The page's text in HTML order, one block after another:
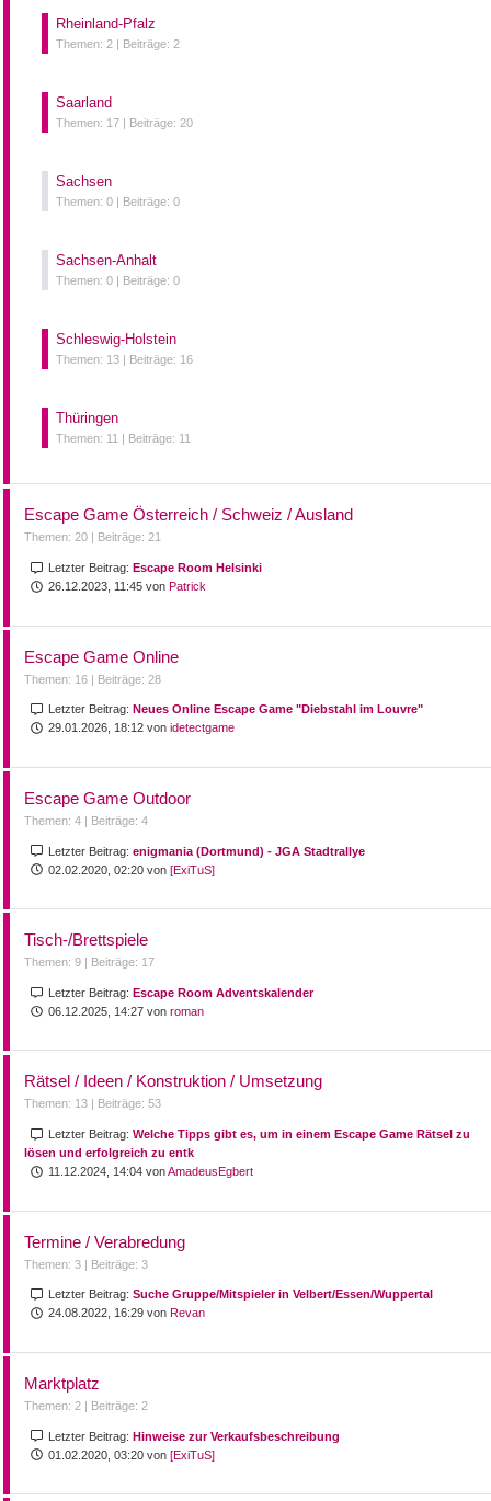
Rheinland-Pfalz
Themen: 2 | Beiträge: 2
Saarland
Themen: 17 | Beiträge: 20
Sachsen
Themen: 0 | Beiträge: 0
Sachsen-Anhalt
Themen: 0 | Beiträge: 0
Schleswig-Holstein
Themen: 13 | Beiträge: 16
Thüringen
Themen: 11 | Beiträge: 11
Escape Game Österreich / Schweiz / Ausland
Themen: 20 | Beiträge: 21
Letzter Beitrag: Escape Room Helsinki
26.12.2023, 11:45 vonPatrick
Escape Game Online
Themen: 16 | Beiträge: 28
Letzter Beitrag: Neues Online Escape Game "Diebstahl im Louvre"
29.01.2026, 18:12 vonidetectgame
Escape Game Outdoor
Themen: 4 | Beiträge: 4
Letzter Beitrag: enigmania (Dortmund) - JGA Stadtrallye
02.02.2020, 02:20 von[ExiTuS]
Tisch-/Brettspiele
Themen: 9 | Beiträge: 17
Letzter Beitrag: Escape Room Adventskalender
06.12.2025, 14:27 vonroman
Rätsel / Ideen / Konstruktion / Umsetzung
Themen: 13 | Beiträge: 53
Letzter Beitrag: Welche Tipps gibt es, um in einem Escape Game Rätsel zu
lösen und erfolgreich zu entk
11.12.2024, 14:04 vonAmadeusEgbert
Termine / Verabredung
Themen: 3 | Beiträge: 3
Letzter Beitrag: Suche Gruppe/Mitspieler in Velbert/Essen/Wuppertal
24.08.2022, 16:29 von Revan
Marktplatz
Themen: 2 | Beiträge: 2
Letzter Beitrag: Hinweise zur Verkaufsbeschreibung
01.02.2020, 03:20 von[ExiTuS]